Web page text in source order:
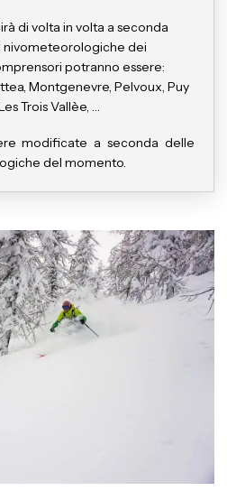
di volta in volta a seconda
nivometeorologiche dei
potranno essere:
Montgenevre, Pelvoux, Puy
Trois Vallèe, …
modificate a seconda delle
del momento.